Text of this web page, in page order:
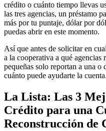
crédito o cuánto tiempo llevas
las tres agencias, un préstamo
más por tu puntaje, dólar por
puedas abrir en este momento.
Así que antes de solicitar en
a la cooperativa a qué
pequeñas solo reportan a una
cuánto puede ayudarte la cuenta.
La Lista: Las 3
Crédito para una
Reconstrucción de